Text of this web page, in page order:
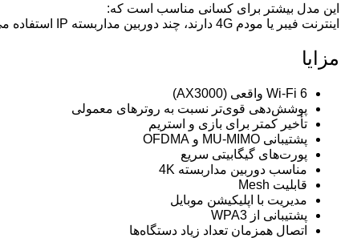
این مدل بیشتر برای کسانی مناسب است که:
اینترنت فیبر یا مودم 4G دارند،
چند دوربین مداربسته IP استفاده می‌کنند،
مزایا
Wi-Fi 6 واقعی (AX3000)
پوشش‌دهی قوی‌تر نسبت به روترهای معمولی
تأخیر کمتر برای بازی و استریم
پشتیبانی MU-MIMO و OFDMA
پورت‌های گیگابیتی سریع
مناسب دوربین مداربسته 4K
قابلیت Mesh
مدیریت با اپلیکیشن موبایل
پشتیبانی از WPA3
اتصال همزمان تعداد زیاد دستگاه‌ها